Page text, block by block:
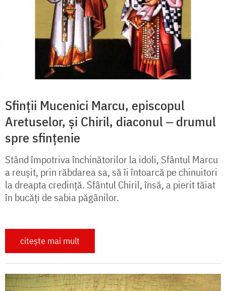
Sfinții Mucenici Marcu, episcopul
Aretuselor, și Chiril, diaconul ‒ drumul
spre sfințenie
Stând împotriva închinătorilor la idoli, Sfântul Marcu
a reușit, prin răbdarea sa, să îi întoarcă pe chinuitori
la dreapta credință. Sfântul Chiril, însă, a pierit tăiat
în bucăți de sabia păgânilor.
citește mai mult